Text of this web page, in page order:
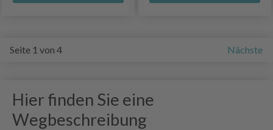
Seite 1 von 4 Nächste
Hier finden Sie eine
Wegbeschreibung